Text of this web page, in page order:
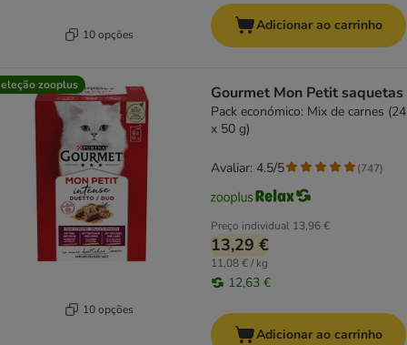
10 opções
Adicionar ao carrinho
zooplus
10 opções
Gourmet Mon Petit saquetas
Pack económico: Mix de carnes (24
x 50 g)
Preço individual 13,96 €
13,29 €
11,08 € / kg
12,63 €
Avaliar: 4.5/5 (747)
Adicionar ao carrinho